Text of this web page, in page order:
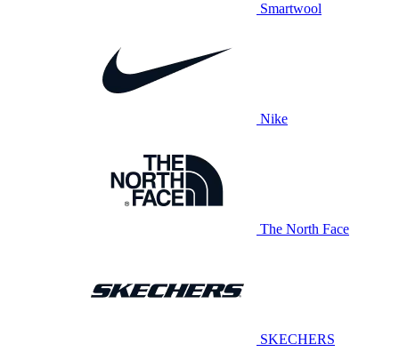
Smartwool
Nike
The North Face
SKECHERS